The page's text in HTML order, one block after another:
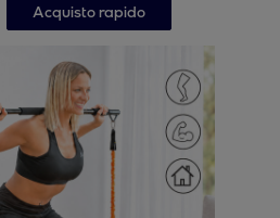
Acquisto rapido